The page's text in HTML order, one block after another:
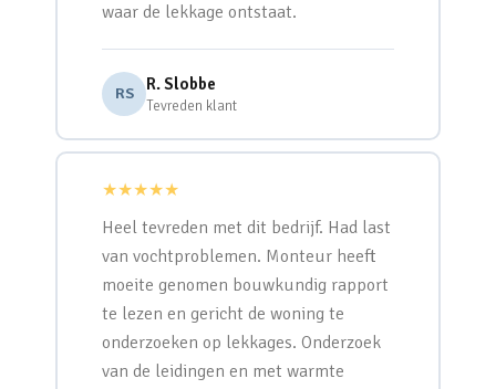
waar de lekkage ontstaat.
RS R. Slobbe
Tevreden klant
★★★★★
Heel tevreden met dit bedrijf. Had last
van vochtproblemen. Monteur heeft
moeite genomen bouwkundig rapport
te lezen en gericht de woning te
onderzoeken op lekkages. Onderzoek
van de leidingen en met warmte